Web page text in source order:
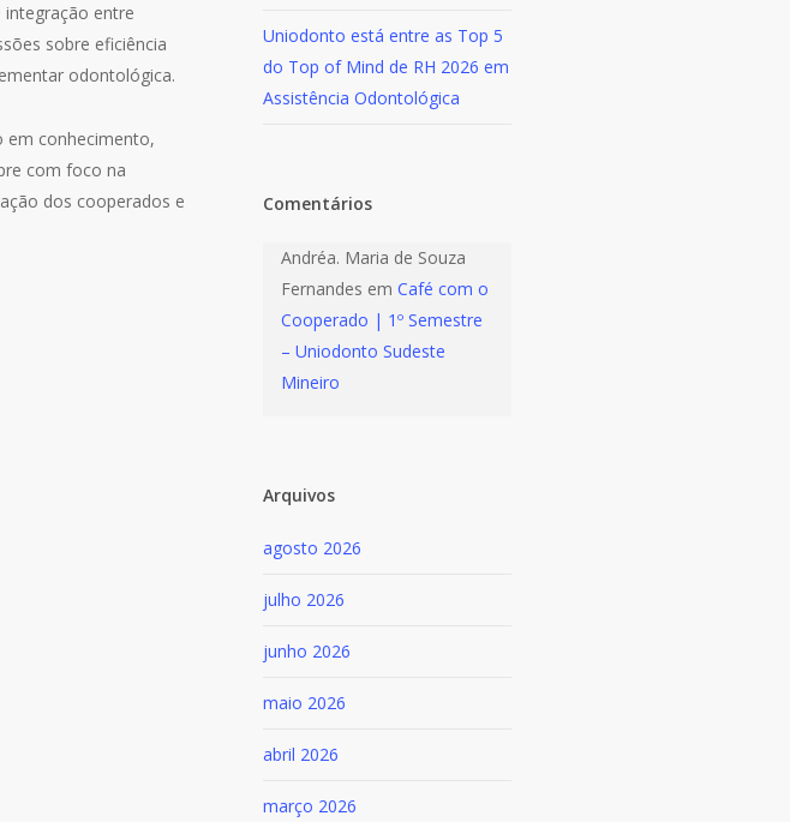
entre
sobre eficiência
odontológica.
em conhecimento,
com foco na
dos cooperados e
Uniodonto está entre as Top 5
do Top of Mind de RH 2026 em
Assistência Odontológica
Comentários
Andréa. Maria de Souza
Fernandes emCafé com o
Cooperado | 1º Semestre
– Uniodonto Sudeste
Mineiro
Arquivos
agosto 2026
julho 2026
junho 2026
maio 2026
abril 2026
março 2026